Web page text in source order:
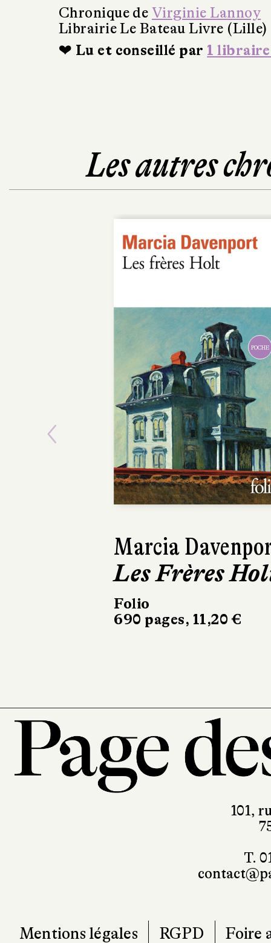
Chronique de Virginie Lannoy
Librairie Le Bateau Livre (Lille)
❤ Lu et conseillé par 1
Les autres
POCHE
Marcia
Les Frères
Folio
690 pages, 11,20 €
Jonas Hassen
Khemiri
Les Sœurs
Actes Sud
Previous
101,
T.
Mentions légales RGPD Foire